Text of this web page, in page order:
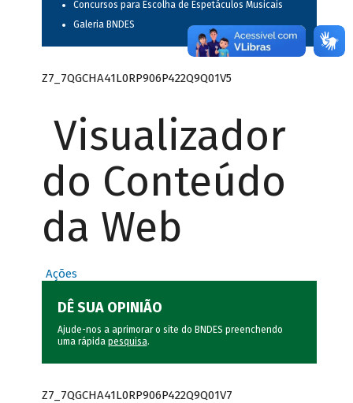
Concursos para Escolha de Espetáculos Musicais
Galeria BNDES
Z7_7QGCHA41L0RP906P422Q9Q01V5
Visualizador
do Conteúdo
da Web
Ações
DÊ SUA OPINIÃO
Ajude-nos a aprimorar o site do BNDES preenchendo
uma rápida pesquisa.
Z7_7QGCHA41L0RP906P422Q9Q01V7